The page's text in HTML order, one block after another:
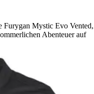
Furygan Mystic Evo Vented,
Abenteuer auf